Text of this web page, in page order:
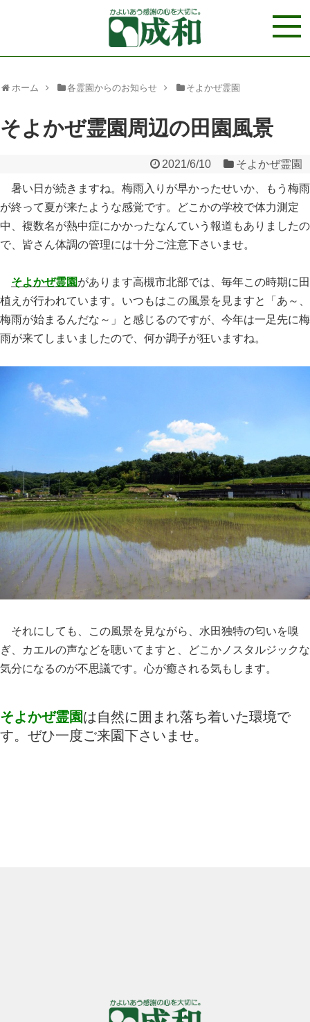
ホーム 各霊園からのお知らせ そよかぜ霊園
そよかぜ霊園周辺の田園風景
2021/6/10 そよかぜ霊園
暑い日が続きますね。梅雨入りが早かったせいか、もう梅雨
が終って夏が来たような感覚です。どこかの学校で体力測定
中、複数名が熱中症にかかったなんていう報道もありましたの
で、皆さん体調の管理には十分ご注意下さいませ。
そよかぜ霊園があります高槻市北部では、毎年この時期に田
植えが行われています。いつもはこの風景を見ますと「あ～、
梅雨が始まるんだな～」と感じるのですが、今年は一足先に梅
雨が来てしまいましたので、何か調子が狂いますね。
それにしても、この風景を見ながら、水田独特の匂いを嗅
ぎ、カエルの声などを聴いてますと、どこかノスタルジックな
気分になるのが不思議です。心が癒される気もします。
そよかぜ霊園は自然に囲まれ落ち着いた環境で
す。ぜひ一度ご来園下さいませ。